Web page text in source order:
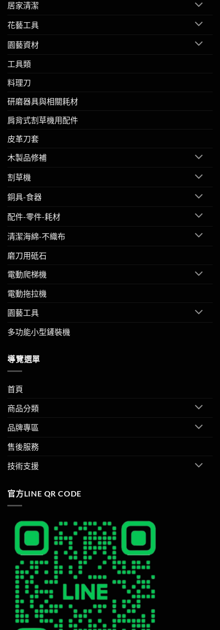
居家清潔
花藝工具
園藝資材
工具類
料理刀
研磨器具與相關耗材
肩背式割草機用配件
皮革刀套
木製品修補
割草機
銅具-食器
配件-零件-耗材
清潔海綿-不織布
磨刀用砥石
電動爬梯機
電動拖拉機
園藝工具
多功能小型鏟裝機
導覽選單
首頁
商品分類
品牌專區
售後服務
技術支援
官方LINE QR CODE